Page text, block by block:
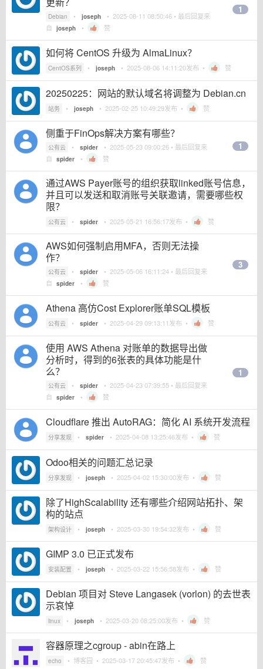
Debian • joseph • 2025-08-11 08:50:46 • 最后回复来
自 joseph • 赞
1
如何将 CentOS 升级为 AlmaLinux？
CentOS系列 • joseph • 2025-08-06 14:11:20发布 • 赞
20250225：网站的默认域名将调整为 Debian.cn
站务 • joseph • 2025-02-25 10:49:29发布 • 赞
侧重于FinOps解决方案有哪些？
公有云 • spider • 2025-05-23 09:00:26 • 最后回复来
自 spider • 赞
1
通过AWS Payer账号的组织获取linked账号信息，
并且可以发送和取消账号关联邀请，需要哪些权
限？
公有云 • spider • 2025-05-21 16:56:17发布 • 赞
AWS如何强制启用MFA，否则无法操
作？
公有云 • spider • 2025-05-06 16:11:24 • 最后回复来
自 spider • 赞
3
Athena 高仿Cost Explorer账单SQL模板
公有云 • spider • 2025-04-29 09:13:11发布 • 赞
使用 AWS Athena 对账单的数据导出做
分析时，得到的6张表的具体功能是什
么？
公有云 • spider • 2025-04-23 07:39:55 • 最后回复来
自 spider • 赞
1
Cloudflare 推出 AutoRAG：简化 AI 系统开发流程
分享发现 • spider • 2025-04-08 13:25:46发布 • 赞
Odoo相关的问题汇总记录
分享发现 • joseph • 2025-04-02 15:30:00发布 • 赞
除了HighScalability 还有哪些介绍网站拓扑、架
构的站点
架构设计 • joseph • 2025-03-30 19:54:32发布 • 赞
GIMP 3.0 已正式发布
安装配置 • joseph • 2025-03-22 15:56:58发布 • 赞
Debian 项目对 Steve Langasek (vorlon) 的去世表
示哀悼
linux • joseph • 2025-03-20 08:25:00发布 • 赞
容器原理之cgroup - abin在路上
echo • 博客园 • 2025-03-17 20:45:47发布 • 赞